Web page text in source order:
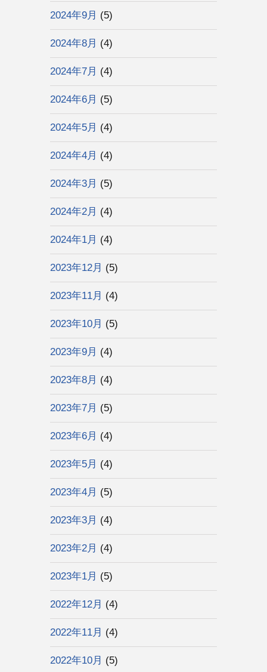
2024年9月 (5)
2024年8月 (4)
2024年7月 (4)
2024年6月 (5)
2024年5月 (4)
2024年4月 (4)
2024年3月 (5)
2024年2月 (4)
2024年1月 (4)
2023年12月 (5)
2023年11月 (4)
2023年10月 (5)
2023年9月 (4)
2023年8月 (4)
2023年7月 (5)
2023年6月 (4)
2023年5月 (4)
2023年4月 (5)
2023年3月 (4)
2023年2月 (4)
2023年1月 (5)
2022年12月 (4)
2022年11月 (4)
2022年10月 (5)